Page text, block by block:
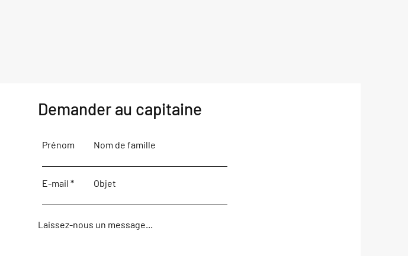
Demander au capitaine
Prénom Nom de famille
E-mail Objet
Laissez-nous un message...